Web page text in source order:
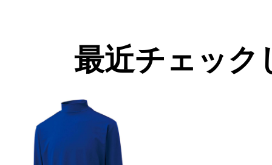
最近チェック